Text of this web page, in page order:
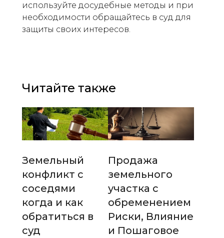
используйте досудебные методы и при
необходимости обращайтесь в суд для
защиты своих интересов.
Читайте также
Земельный
конфликт с
соседями
когда и как
обратиться в
суд
Продажа
земельного
участка с
обременением
Риски, Влияние
и Пошаговое